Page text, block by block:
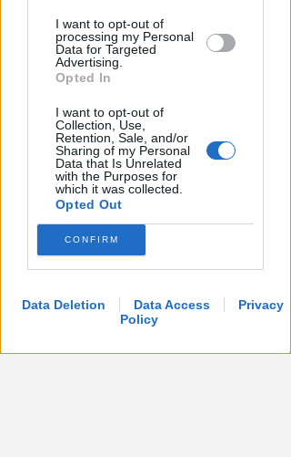
I want to opt-out of
processing my Personal
Data for Targeted
Advertising.
Opted In
I want to opt-out of
Collection, Use,
Retention, Sale, and/or
Sharing of my Personal
Data that Is Unrelated
with the Purposes for
which it was collected.
Opted Out
CONFIRM
Data Deletion Data Access
Privacy
Policy
tutti i progetti
Redazione